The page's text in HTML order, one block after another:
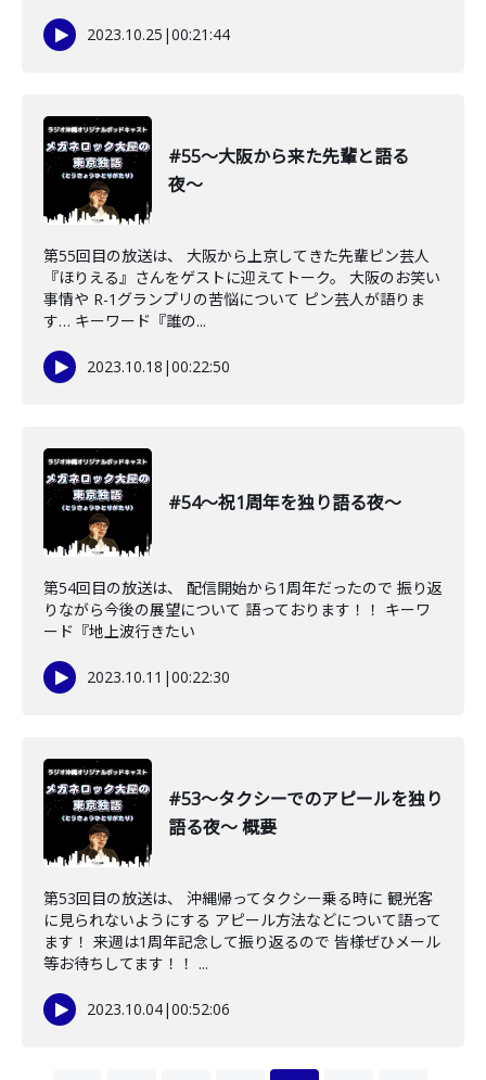
2023.10.25 |00:21:44
#55〜大阪から来た先輩と語る
夜〜
第55回目の放送は、 大阪から上京してきた先輩ピン芸人
『ほりえる』さんをゲストに迎えてトーク。 大阪のお笑い
事情や R-1グランプリの苦悩について ピン芸人が語りま
す… キーワード『誰の...
2023.10.18 |00:22:50
#54〜祝1周年を独り語る夜〜
第54回目の放送は、 配信開始から1周年だったので 振り返
りながら今後の展望について 語っております！！ キーワ
ード『地上波行きたい
2023.10.11 |00:22:30
#53〜タクシーでのアピールを独り
語る夜〜 概要
第53回目の放送は、 沖縄帰ってタクシー乗る時に 観光客
に見られないようにする アピール方法などについて語って
ます！ 来週は1周年記念して振り返るので 皆様ぜひメール
等お待ちしてます！！ ...
2023.10.04|00:52:06